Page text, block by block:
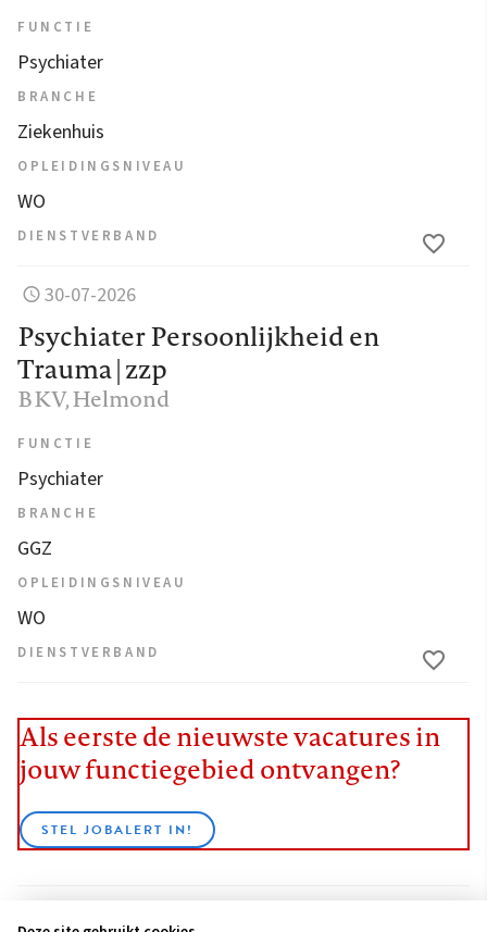
FUNCTIE
Psychiater
BRANCHE
Ziekenhuis
OPLEIDINGSNIVEAU
WO
DIENSTVERBAND
30-07-2026
Psychiater Persoonlijkheid en
Trauma | zzp
BKV, Helmond
FUNCTIE
Psychiater
BRANCHE
GGZ
OPLEIDINGSNIVEAU
WO
DIENSTVERBAND
Als eerste de nieuwste vacatures in
jouw functiegebied ontvangen?
STEL JOBALERT IN!